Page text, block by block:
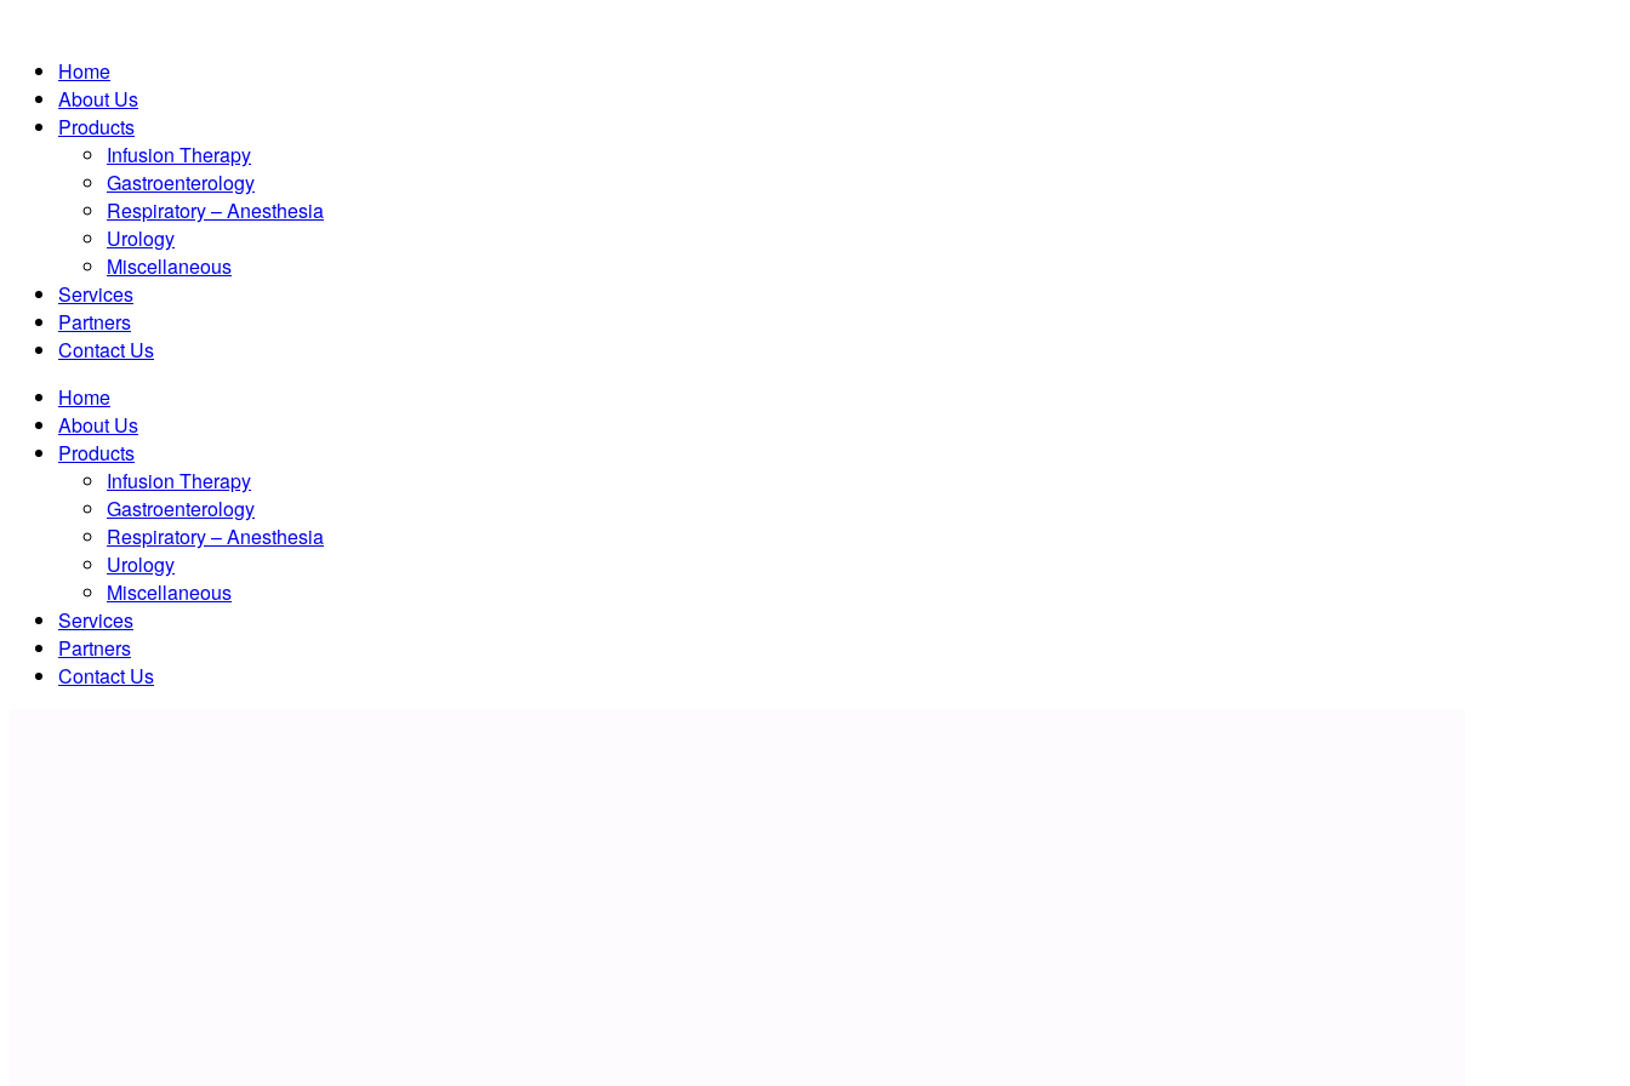
Home
About Us
Products
Infusion Therapy
Gastroenterology
Respiratory – Anesthesia
Urology
Miscellaneous
Services
Partners
Contact Us
Home
About Us
Products
Infusion Therapy
Gastroenterology
Respiratory – Anesthesia
Urology
Miscellaneous
Services
Partners
Contact Us